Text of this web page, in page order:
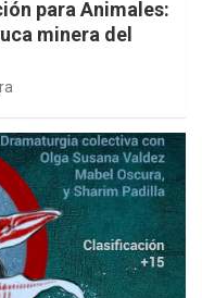
para Animales:
minera del